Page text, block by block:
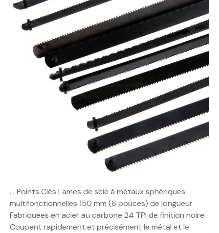
. . Points Clés Lames de scie à métaux sphériques
multifonctionnelles 150 mm (6 pouces) de longueur
Fabriquées en acier au carbone 24 TPI de finition noire
Coupent rapidement et précisément le métal et le